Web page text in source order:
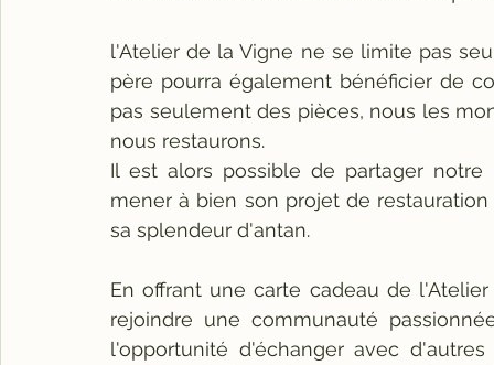
l'Atelier de la Vigne ne se limite pas
père pourra également bénéficier de
pas seulement des pièces, nous les
nous restaurons.
Il est alors possible de partager
mener à bien son projet de
sa splendeur d'antan.
En offrant une carte cadeau de
rejoindre une communauté
l'opportunité d'échanger avec